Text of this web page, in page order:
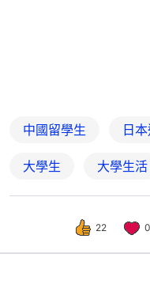
中國留學生 日
大學生 大學生活
22 0